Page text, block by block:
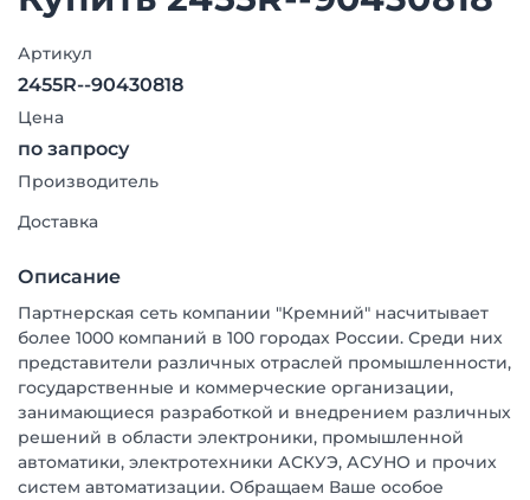
Артикул
2455R--90430818
Цена
по запросу
Производитель
Доставка
Описание
Партнерская сеть компании "Кремний" насчитывает
более 1000 компаний в 100 городах России. Среди них
представители различных отраслей промышленности,
государственные и коммерческие организации,
занимающиеся разработкой и внедрением различных
решений в области электроники, промышленной
автоматики, электротехники АСКУЭ, АСУНО и прочих
систем автоматизации. Обращаем Ваше особое